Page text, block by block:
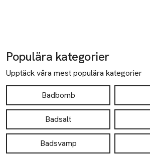
Populära kategorier
Upptäck våra mest populära kategorier
Badbomb
Badsalt
Badsvamp